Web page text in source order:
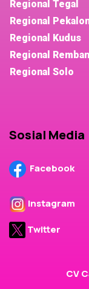
Regional Tegal
Regional
Regional Kudus
Regional
Regional Solo
Sosial Media
Facebook
Instagram
Twitter
CV